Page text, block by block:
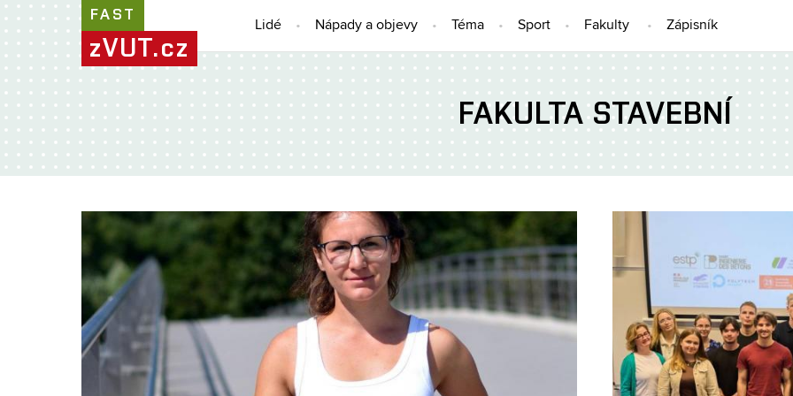
FAST
zVUT.cz
Lidé Nápady a objevy Téma Sport Fakulty Zápisník
FAKULTA STAVEBNÍ